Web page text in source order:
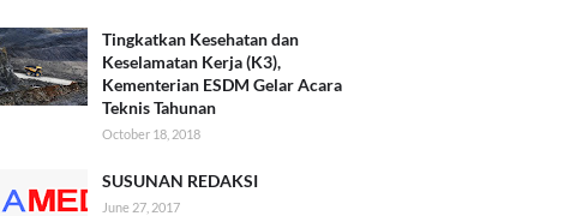
Tingkatkan Kesehatan dan
Keselamatan Kerja (K3),
Kementerian ESDM Gelar Acara
Teknis Tahunan
October 18, 2018
SUSUNAN REDAKSI
June 27, 2017